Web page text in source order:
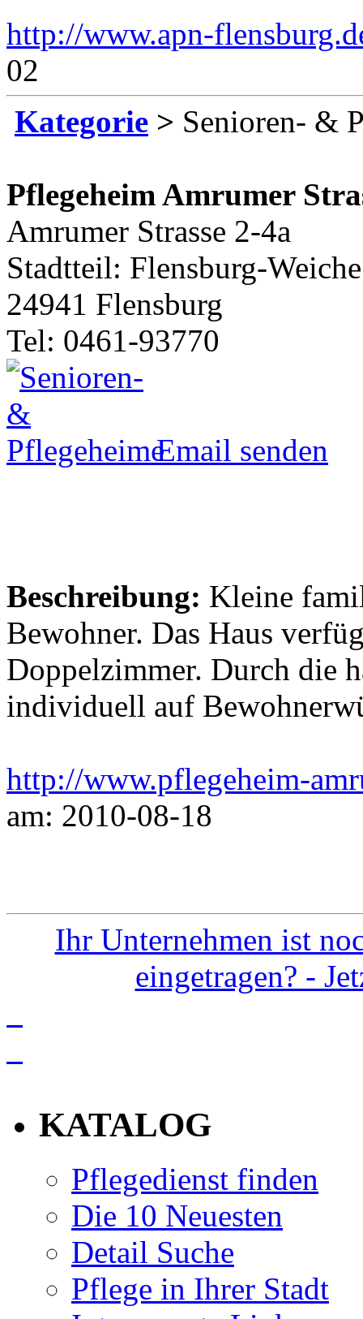
http://www.apn-
02
Kategorie > Senioren- &
Pflegeheim Amrumer
Amrumer Strasse 2-4a
Stadtteil: Flensburg-Weiche
24941 Flensburg
Tel: 0461-93770
Email senden
Beschreibung: Kleine
Bewohner. Das Haus
Doppelzimmer. Durch die
individuell auf
http://www.pflegeheim-
am: 2010-08-18
Ihr Unternehmen ist
eingetragen? -
KATALOG
Pflegedienst finden
Die 10 Neuesten
Detail Suche
Pflege in Ihrer Stadt